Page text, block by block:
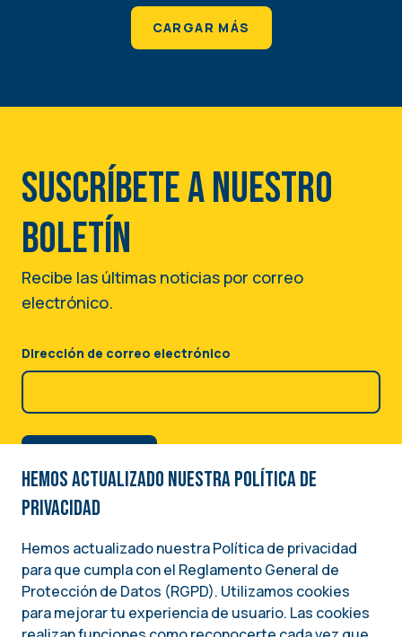
CARGAR MÁS
Suscríbete a nuestro
boletín
Recibe las últimas noticias por correo
electrónico.
Dirección de correo electrónico
Image
Una iniciativa del
Hemos actualizado nuestra Política de
privacidad
Hemos actualizado nuestra Política de privacidad
para que cumpla con el Reglamento General de
Protección de Datos (RGPD). Utilizamos cookies
para mejorar tu experiencia de usuario. Las cookies